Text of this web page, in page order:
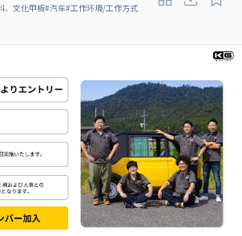
、文化甲板#汽车#工作环境/工作方式